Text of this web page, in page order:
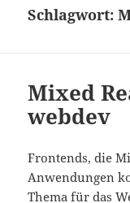
Schlagwort:
Mixed
webdev
Frontends, die
Anwendungen
Thema für das